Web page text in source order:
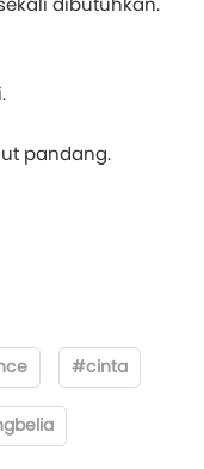
pandang.
#cinta